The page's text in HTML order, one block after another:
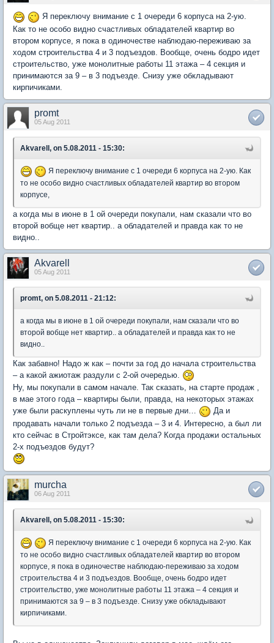
Я переключу внимание с 1 очереди 6 корпуса на 2-ую.
Как то не особо видно счастливых обладателей квартир во
втором корпусе, я пока в одиночестве наблюдаю-переживаю за
ходом строительства 4 и 3 подъездов. Вообще, очень бодро идет
строительство, уже монолитные работы 11 этажа – 4 секция и
принимаются за 9 – в 3 подъезде. Снизу уже обкладывают
кирпичиками.
promt
05 Aug 2011
Akvarell, on 5.08.2011 - 15:30:
Я переключу внимание с 1 очереди 6 корпуса на 2-ую. Как
то не особо видно счастливых обладателей квартир во втором
корпусе,
а когда мы в июне в 1 ой очереди покупали, нам сказали что во
второй вобще нет квартир.. а обладателей и правда как то не
видно..
Akvarell
05 Aug 2011
promt, on 5.08.2011 - 21:12:
а когда мы в июне в 1 ой очереди покупали, нам сказали что во
второй вобще нет квартир.. а обладателей и правда как то не
видно..
Как забавно! Надо ж как – почти за год до начала строительства
– а какой ажиотаж раздули с 2-ой очередью.
Ну, мы покупали в самом начале. Так сказать, на старте продаж ,
в мае этого года – квартиры были, правда, на некоторых этажах
уже были раскуплены чуть ли не в первые дни…
Да и
продавать начали только 2 подъезда – 3 и 4. Интересно, а был ли
кто сейчас в Стройтэксе, как там дела? Когда продажи остальных
2-х подъездов будут?
murcha
06 Aug 2011
Akvarell, on 5.08.2011 - 15:30:
Я переключу внимание с 1 очереди 6 корпуса на 2-ую. Как
то не особо видно счастливых обладателей квартир во втором
корпусе, я пока в одиночестве наблюдаю-переживаю за ходом
строительства 4 и 3 подъездов. Вообще, очень бодро идет
строительство, уже монолитные работы 11 этажа – 4 секция и
принимаются за 9 – в 3 подъезде. Снизу уже обкладывают
кирпичиками.